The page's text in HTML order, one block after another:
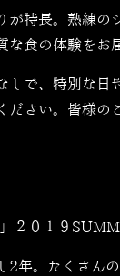
特長。熟練の
食の体験をお
しで、特別な
さい。皆様の
２０１９
2年。たくさん